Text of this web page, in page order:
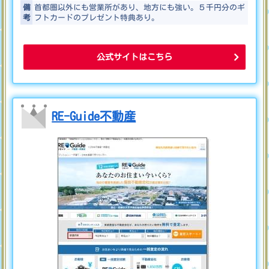
備
考
首都圏以外にも営業所があり、地方にも強い。５千円分のギ
フトカードのプレゼント特典あり。
公式サイトはこちら
RE-Guide不動産